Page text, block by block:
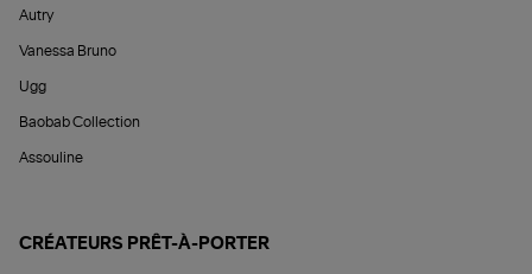
Autry
Vanessa Bruno
Ugg
Baobab Collection
Assouline
CRÉATEURS PRÊT-À-PORTER